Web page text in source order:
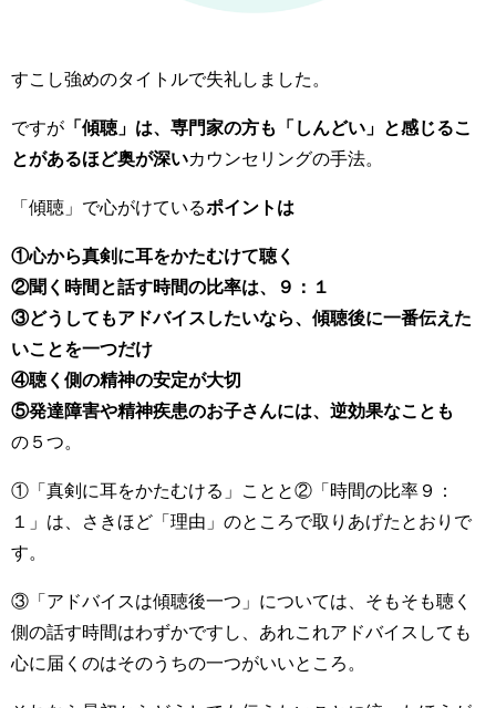
すこし強めのタイトルで失礼しました。
ですが 「傾聴」は、専門家の方も「しんどい」と感じるこ
とがあるほど奥が深いカウンセリングの手法。
「傾聴」で心がけているポイントは
①心から真剣に耳をかたむけて聴く
②聞く時間と話す時間の比率は、９：１
③どうしてもアドバイスしたいなら、傾聴後に一番伝えた
いことを一つだけ
④聴く側の精神の安定が大切
⑤発達障害や精神疾患のお子さんには、逆効果なことも
の５つ。
①「真剣に耳をかたむける」ことと②「時間の比率９：
１」は、さきほど「理由」のところで取りあげたとおりで
す。
③「アドバイスは傾聴後一つ」については、そもそも聴く
側の話す時間はわずかですし、あれこれアドバイスしても
心に届くのはそのうちの一つがいいところ。